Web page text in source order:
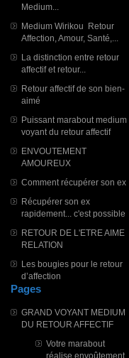
Medium...
Medium Wirikou Retour
Affection, Amour, Santé,...
La distinction entre retour
affectif et retour...
Retour affectif de son bien-
aimé
Puissant marabout medium
voyant du retour affectif
ENVOUTEMENT
AMOUREUX
Comment récupérer son ex
Récupérer son ex
rapidement... c'est possible
RETOUR DE L'ETRE AIME
RELATION
Les bougies pour le retour
d’affection
Pages
GRAND VOYANT MEDIUM
DU RETOUR AFFECTIF
Votre marabout
réalise envoûtement